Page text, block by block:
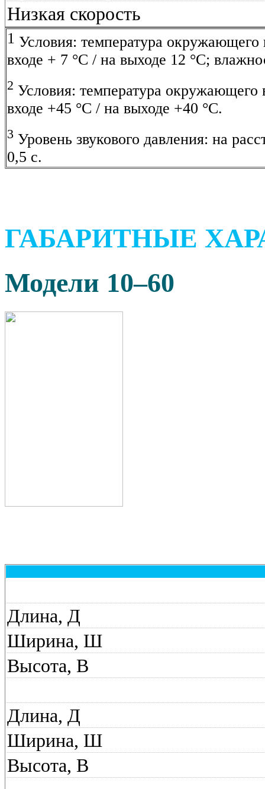
Низкая скорость
1 Условия: температура окружающего
входе + 7 °С / на выходе 12 °С;
2 Условия: температура окружающего
входе +45 °С / на выходе +40 °С.
3 Уровень звукового давления: на
0,5 с.
ГАБАРИТНЫЕ
Модели 10–60
Длина, Д
Ширина, Ш
Высота, В
Длина, Д
Ширина, Ш
Высота, В